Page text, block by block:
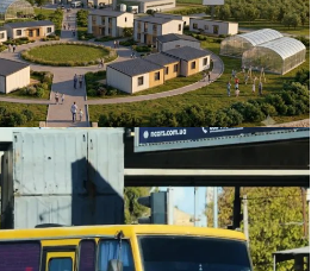
нове містечко для
буде